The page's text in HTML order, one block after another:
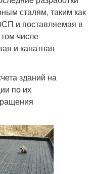
сталям, таким как
и поставляемая в
числе
и канатная
зданий на
по их